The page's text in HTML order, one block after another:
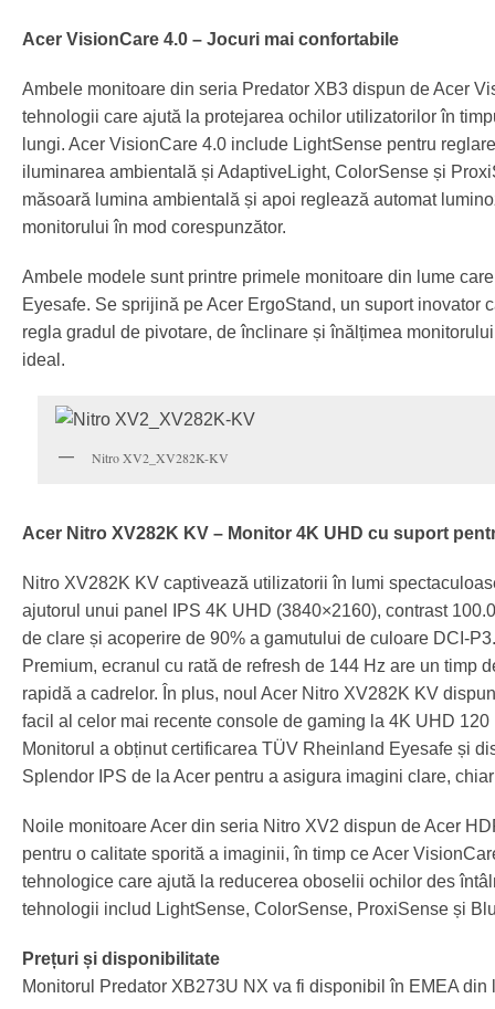
Acer VisionCare 4.0 – Jocuri mai confortabile
Ambele monitoare din seria Predator XB3 dispun de Acer
tehnologii care ajută la protejarea ochilor utilizatorilor în
lungi. Acer VisionCare 4.0 include LightSense pentru
iluminarea ambientală și AdaptiveLight, ColorSense și
măsoară lumina ambientală și apoi reglează automat
monitorului în mod corespunzător.
Ambele modele sunt printre primele monitoare din lume
Eyesafe. Se sprijină pe Acer ErgoStand, un suport inovator
regla gradul de pivotare, de înclinare și înălțimea
ideal.
Nitro XV2_XV282K-KV
Acer Nitro XV282K KV – Monitor 4K UHD cu suport
Nitro XV282K KV captivează utilizatorii în lumi
ajutorul unui panel IPS 4K UHD (3840×2160), contrast
de clare și acoperire de 90% a gamutului de culoare DCI-
Premium, ecranul cu rată de refresh de 144 Hz are un timp
rapidă a cadrelor. În plus, noul Acer Nitro XV282K KV
facil al celor mai recente console de gaming la 4K UHD
Monitorul a obținut certificarea TÜV Rheinland Eyesafe și
Splendor IPS de la Acer pentru a asigura imagini clare,
Noile monitoare Acer din seria Nitro XV2 dispun de Acer
pentru o calitate sporită a imaginii, în timp ce Acer
tehnologice care ajută la reducerea oboselii ochilor des
tehnologii includ LightSense, ColorSense, ProxiSense și
Prețuri și disponibilitate
Monitorul Predator XB273U NX va fi disponibil în EMEA